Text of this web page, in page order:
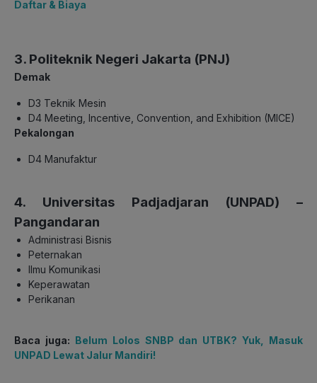
Daftar & Biaya
3. Politeknik Negeri Jakarta (PNJ)
Demak
D3 Teknik Mesin
D4 Meeting, Incentive, Convention, and Exhibition (MICE)
Pekalongan
D4 Manufaktur
4. Universitas Padjadjaran (UNPAD) –
Pangandaran
Administrasi Bisnis
Peternakan
Ilmu Komunikasi
Keperawatan
Perikanan
Baca juga: Belum Lolos SNBP dan UTBK? Yuk, Masuk
UNPAD Lewat Jalur Mandiri!